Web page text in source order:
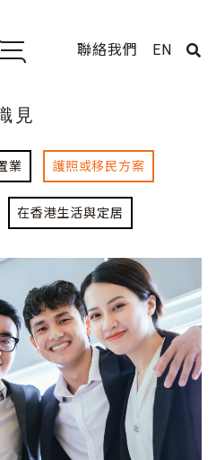
聯絡我們 EN
見
業 護照或移民方案
在香港生活與定居